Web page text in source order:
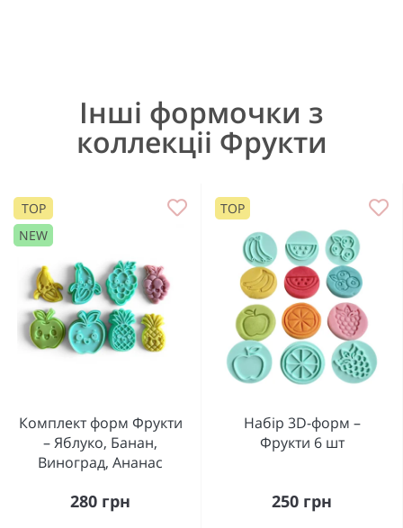
Інші формочки з
коллекціі Фрукти
TOP
NEW
Комплект форм Фрукти
– Яблуко, Банан,
Виноград, Ананас
280 грн
TOP
Набір 3D-форм –
Фрукти 6 шт
250 грн